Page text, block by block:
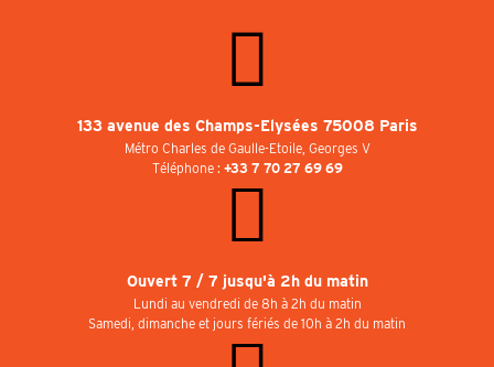
133 avenue des Champs-Elysées 75008 Paris
Métro Charles de Gaulle-Etoile, Georges V
Téléphone : +33 7 70 27 69 69
Ouvert 7 / 7 jusqu'à 2h du matin
Lundi au vendredi de 8h à 2h du matin
Samedi, dimanche et jours fériés de 10h à 2h du matin